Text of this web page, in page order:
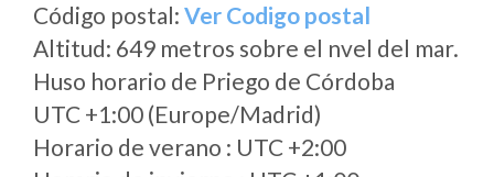
Código postal: Ver Codigo postal
Altitud: 649 metros sobre el nvel del mar.
Huso horario de Priego de Córdoba
UTC +1:00 (Europe/Madrid)
Horario de verano : UTC +2:00